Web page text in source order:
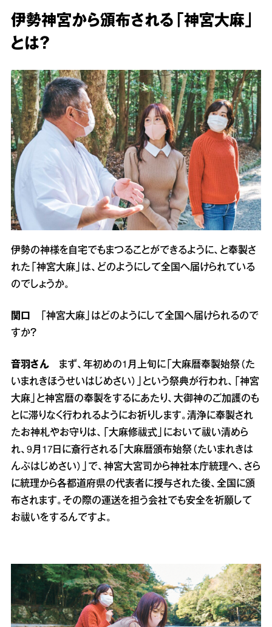
伊勢神宮から頒布される「神宮大麻」
とは？
伊勢の神様を自宅でもまつることができるように、と奉製さ
れた「神宮大麻」は、どのようにして全国へ届けられている
のでしょうか。
関口
「神宮大麻」はどのようにして全国へ届けられるので
すか？
音羽さん まず、年初めの1月上旬に「大麻暦奉製始祭（た
いまれきほうせいはじめさい）」という祭典が行われ、「神宮
大麻」と神宮暦の奉製をするにあたり、大御神のご加護のも
とに滞りなく行われるようにお祈りします。清浄に奉製され
たお神札やお守りは、「大麻修祓式」において祓い清めら
れ、9月17日に斎行される「大麻暦頒布始祭（たいまれきは
んぷはじめさい）」で、神宮大宮司から神社本庁統理へ、さら
に統理から各都道府県の代表者に授与された後、全国に頒
布されます。その際の運送を担う会社でも安全を祈願して
お祓いをするんですよ。